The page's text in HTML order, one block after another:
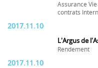
Assurance
contrats
2017.11.10
L'Argus de
Rendement
2017.11.10